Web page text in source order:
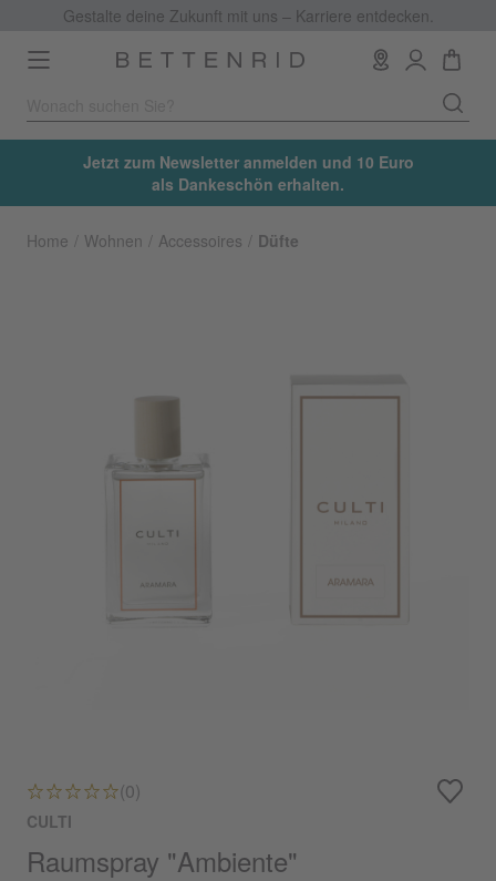
Gestalte deine Zukunft mit uns – Karriere entdecken.
Toggle
navigation
Jetzt zum Newsletter anmelden und 10 Euro
als Dankeschön erhalten.
Home Wohnen Accessoires Düfte
(0)
CULTI
Raumspray "Ambiente"